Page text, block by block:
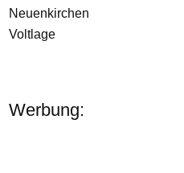
Neuenkirchen
Voltlage
Werbung: